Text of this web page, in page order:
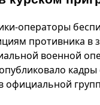
операторы
противника в
военной
кадры
официальной